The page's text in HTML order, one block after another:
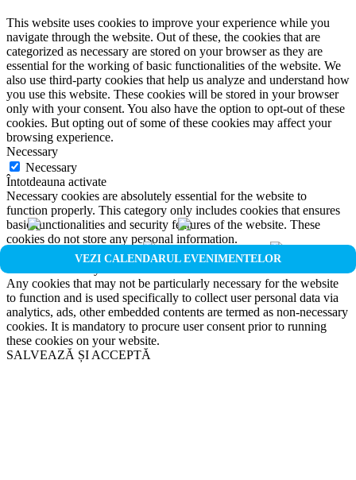
VEZI CALENDARUL EVENIMENTELOR
This website uses cookies to improve your experience while you
navigate through the website. Out of these, the cookies that are
categorized as necessary are stored on your browser as they are
essential for the working of basic functionalities of the website. We
also use third-party cookies that help us analyze and understand how
you use this website. These cookies will be stored in your browser
only with your consent. You also have the option to opt-out of these
cookies. But opting out of some of these cookies may affect your
browsing experience.
Necessary
Necessary
Întotdeauna activate
Necessary cookies are absolutely essential for the website to
function properly. This category only includes cookies that ensures
basic functionalities and security features of the website. These
cookies do not store any personal information.
Non-necessary
Any cookies that may not be particularly necessary for the website
to function and is used specifically to collect user personal data via
analytics, ads, other embedded contents are termed as non-necessary
cookies. It is mandatory to procure user consent prior to running
these cookies on your website.
SALVEAZĂ ȘI ACCEPTĂ